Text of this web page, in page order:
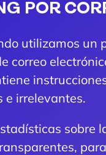
POR
utilizamos un
correo
e irrelevantes.
sobre